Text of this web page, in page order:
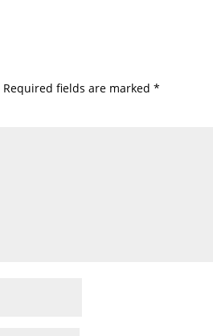
Required fields are marked*